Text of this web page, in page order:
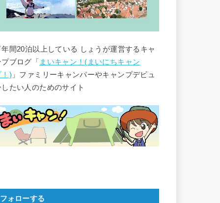
間20泊以上している しょうが運営するキャ
ブログ「 まいキャン！(まいにちキャン
！) 」ファミリーキャンパーやキャンプデビュ
したい人のためのサイト
フォローする